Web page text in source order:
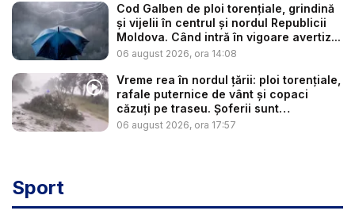
Cod Galben de ploi torențiale, grindină
și vijelii în centrul și nordul Republicii
Moldova. Când intră în vigoare avertiz...
06 august 2026, ora 14:08
Vreme rea în nordul țării: ploi torențiale,
rafale puternice de vânt și copaci
căzuți pe traseu. Șoferii sunt
îndemnaț...
06 august 2026, ora 17:57
Sport